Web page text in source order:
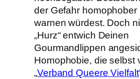
der Gefahr homophober
warnen würdest. Doch
„Hurz“ entwich Deinen
Gourmandlippen
Homophobie, die selbst
„Verband Queere Vielfalt